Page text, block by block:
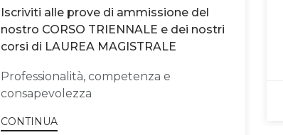
Iscriviti alle prove di ammissione del
nostro CORSO TRIENNALE e dei nostri
corsi di LAUREA MAGISTRALE
Professionalità, competenza e
consapevolezza
CONTINUA